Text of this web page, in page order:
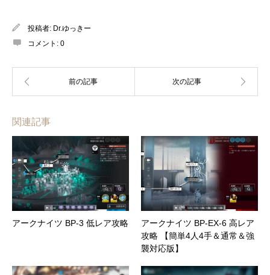
投稿者: Dr.ゆっきー
コメント: 0
関連記事
アークナイツ BP-3 低レア攻略
アークナイツ BP-EX-6 高レア
攻略 【簡単4人4手＆通常＆強
襲対応版】